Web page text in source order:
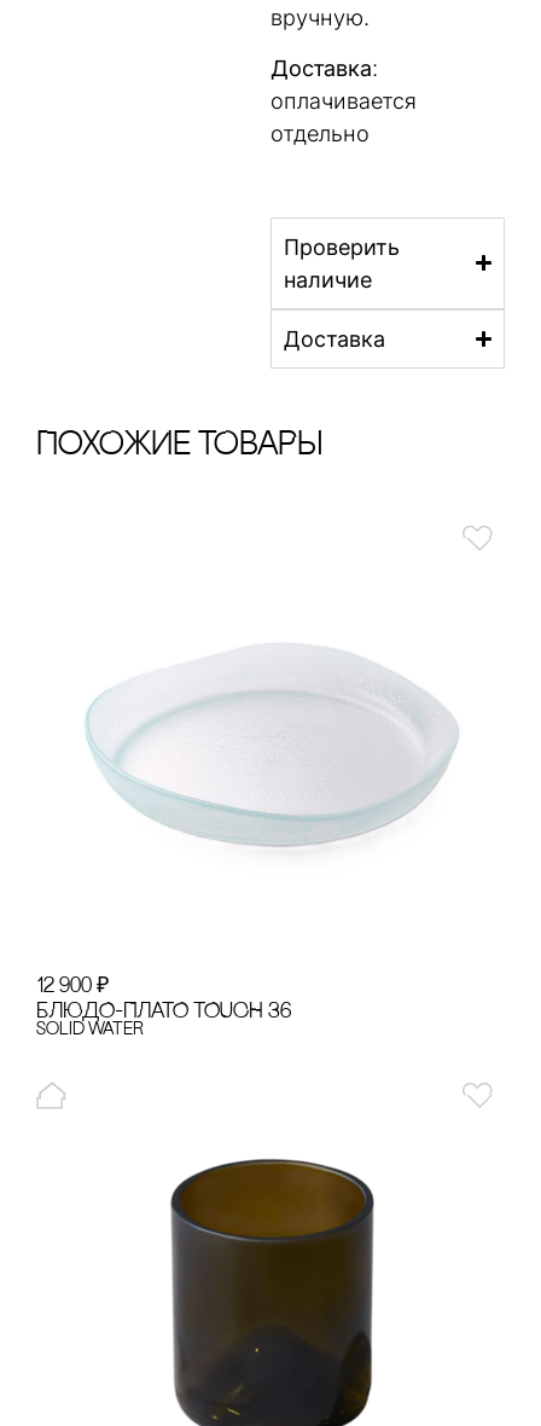
вручную.
Доставка:
оплачивается
отдельно
Проверить
наличие
Доставка
ПохОжИе тОваРы
12 900 ₽
БЛЮДО-ПЛАТО TOUCH 36
Solid Water